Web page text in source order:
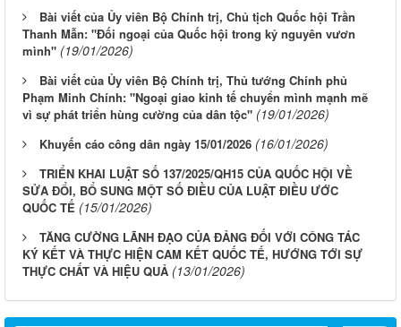
Bài viết của Ủy viên Bộ Chính trị, Chủ tịch Quốc hội Trần
Thanh Mẫn: "Đối ngoại của Quốc hội trong kỷ nguyên vươn
mình" (19/01/2026)
Bài viết của Ủy viên Bộ Chính trị, Thủ tướng Chính phủ
Phạm Minh Chính: "Ngoại giao kinh tế chuyển mình mạnh mẽ
vì sự phát triển hùng cường của dân tộc" (19/01/2026)
Khuyến cáo công dân ngày 15/01/2026 (16/01/2026)
TRIỂN KHAI LUẬT SỐ 137/2025/QH15 CỦA QUỐC HỘI VỀ
SỬA ĐỔI, BỔ SUNG MỘT SỐ ĐIỀU CỦA LUẬT ĐIỀU ƯỚC
QUỐC TẾ (15/01/2026)
TĂNG CƯỜNG LÃNH ĐẠO CỦA ĐẢNG ĐỐI VỚI CÔNG TÁC
KÝ KẾT VÀ THỰC HIỆN CAM KẾT QUỐC TẾ, HƯỚNG TỚI SỰ
THỰC CHẤT VÀ HIỆU QUẢ (13/01/2026)